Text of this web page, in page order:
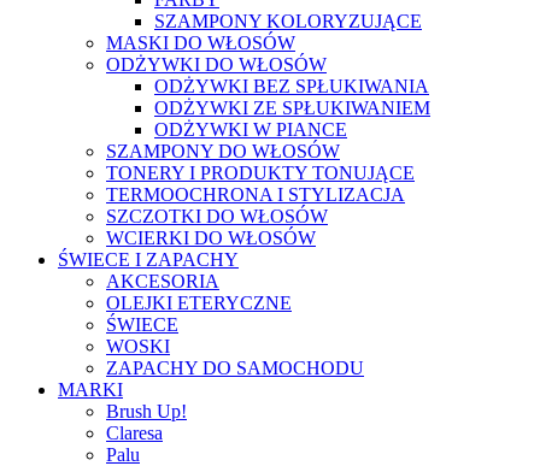
SZAMPONY KOLORYZUJĄCE
MASKI DO WŁOSÓW
ODŻYWKI DO WŁOSÓW
ODŻYWKI BEZ SPŁUKIWANIA
ODŻYWKI ZE SPŁUKIWANIEM
ODŻYWKI W PIANCE
SZAMPONY DO WŁOSÓW
TONERY I PRODUKTY TONUJĄCE
TERMOOCHRONA I STYLIZACJA
SZCZOTKI DO WŁOSÓW
WCIERKI DO WŁOSÓW
ŚWIECE I ZAPACHY
AKCESORIA
OLEJKI ETERYCZNE
ŚWIECE
WOSKI
ZAPACHY DO SAMOCHODU
MARKI
Brush Up!
Claresa
Palu